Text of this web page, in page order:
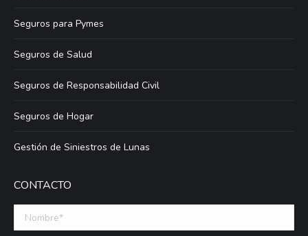
Seguros para Pymes
Seguros de Salud
Seguros de Responsabilidad Civil
Seguros de Hogar
Gestión de Siniestros de Lunas
CONTACTO
Nombre *